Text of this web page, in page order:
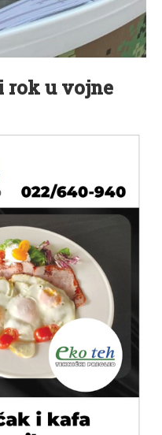
rok u vojne